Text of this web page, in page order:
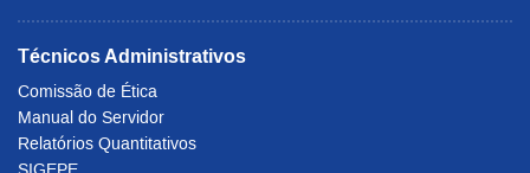
Técnicos Administrativos
Comissão de Ética
Manual do Servidor
Relatórios Quantitativos